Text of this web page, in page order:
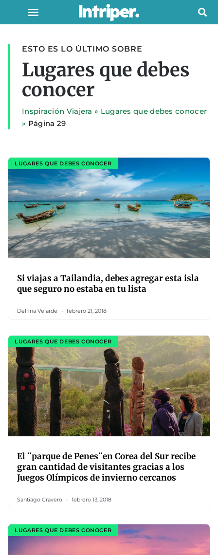
ESTO ES LO ÚLTIMO SOBRE
Lugares que debes
conocer
Inspiración Viajera » Lugares que debes conocer
» Página 29
LUGARES QUE DEBES CONOCER
Si viajas a Tailandia, debes agregar esta isla
que seguro no estaba en tu lista
Delfina Velarde febrero 21, 2018
LUGARES QUE DEBES CONOCER
El ¨parque de Penes¨en Corea del Sur recibe
gran cantidad de visitantes gracias a los
Juegos Olímpicos de invierno cercanos
Santiago Cravero febrero 13, 2018
LUGARES QUE DEBES CONOCER